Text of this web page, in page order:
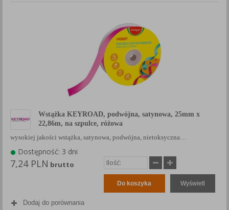
Wstążka KEYROAD, podwójna, satynowa, 25mm x
22,86m, na szpulce, różowa
wysokiej jakości wstążka, satynowa, podwójna, nietoksyczna…
Dostępność: 3 dni
7,24 PLN brutto
Do koszyka Wyświetl
Dodaj do porównania